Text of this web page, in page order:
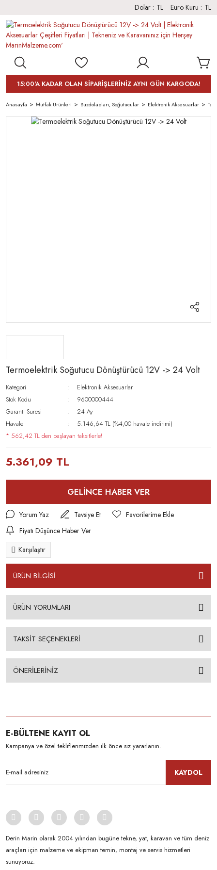
Dolar : TL Euro Kuru : TL
15:00'A KADAR OLAN SİPARİŞLERİNİZ AYNI GÜN KARGODA!
Anasayfa Mutfak Ürünleri Buzdolapları, Soğutucular Elektronik Aksesuarlar
Termoelektrik Soğutucu Dönüştürücü 12V -> 24 Volt
Kategori
Elektronik Aksesuarlar
Stok Kodu
9600000444
Garanti Süresi
24 Ay
Havale
5.146,64 TL (%4,00 havale indirimi)
* 562,42 TL den başlayan taksitlerle!
5.361,09 TL
GELİNCE HABER VER
Yorum Yaz
Tavsiye Et
Fiyatı Düşünce Haber Ver
Karşılaştır
ÜRÜN BİLGİSİ
ÜRÜN YORUMLARI
TAKSİT SEÇENEKLERİ
ÖNERİLERİNİZ
E-BÜLTENE KAYIT OL
Kampanya ve özel tekliflerimizden ilk önce siz yararlanın.
KAYDOL
Derin Marin olarak 2004 yılından bugüne tekne, yat, karavan ve tüm deniz
araçları için malzeme ve ekipman temin, montaj ve servis hizmetleri
sunuyoruz.